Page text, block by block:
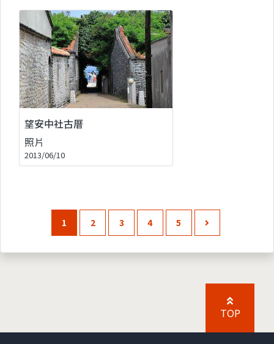
望安中社古厝
照片
2013/06/10
1 2 3 4 5
TOP